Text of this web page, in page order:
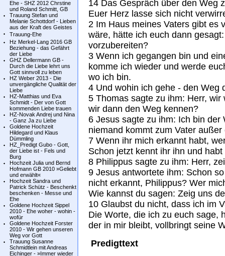
Ehe - SHZ 2012 Chrstine
und Roland Schmitt, GB
Trauung Stefan und
Melanie Schottdorf - Lieben
aus der Kraft des Geistes
Trauung-Ehe
Hz Merkel-Lang 2016 GB
Beziehung - das Gefährt
der Liebe
GHZ Dellermann GB -
Durch die Liebe lehrt uns
Gott sinnvoll zu leben
HZ Weber 2013 - Die
unvergängliche Qualität der
Liebe
HZ-Matthias und Eva
Schmidt - Der von Gott
kommenden Liebe trauen
HZ-Novak Andrej und Nina
- Ganz Ja zu Liebe
Goldene Hochzeit
Hildegard und Klaus
Dümmling
HZ_Predigt Gubo - Gott,
der Liebe ist - Fels und
Burg
Hochzeit Julia und Bernd
Hofmann GB 2010 »Geliebt
und erwählt«
Hochzeit Sandra und
Patrick Schütz - Beschenkt
beschenken - Messe und
Ehe
Goldene Hochzeit Sippel
2010 - Ehe woher - wohin -
wofür
Goldene Hochzeit Forster
2010 - Wir gehen unseren
Weg vor Gott
Trauung Susanne
Schmidtlein mit Andreas
Eichinger - »Immer wieder
14 Das Gespräch über den Weg
Euer Herz lasse sich nicht
2 Im Haus meines Vaters gibt es
wäre, hätte ich euch dann
vorzubereiten?
3 Wenn ich gegangen bin und
komme ich wieder und werde
wo ich bin.
4 Und wohin ich gehe - den Weg
5 Thomas sagte zu ihm: Herr,
wir dann den Weg kennen?
6 Jesus sagte zu ihm: Ich bin
niemand kommt zum Vater außer
7 Wenn ihr mich erkannt habt,
Schon jetzt kennt ihr ihn und
8 Philippus sagte zu ihm: Herr,
9 Jesus antwortete ihm: Schon
nicht erkannt, Philippus? Wer
Wie kannst du sagen: Zeig uns
10 Glaubst du nicht, dass ich im
Die Worte, die ich zu euch sage,
der in mir bleibt, vollbringt seine
Predigttext